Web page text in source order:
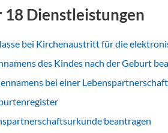
Dienstleistungen
bei Kirchenaustritt für die
des Kindes nach der Geburt
bei einer
beantragen